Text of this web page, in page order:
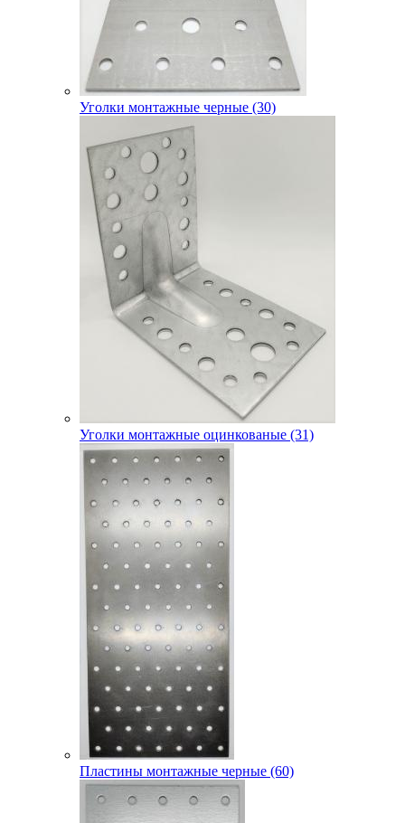
Уголки монтажные черные (30)
Уголки монтажные оцинкованые (31)
Пластины монтажные черные (60)